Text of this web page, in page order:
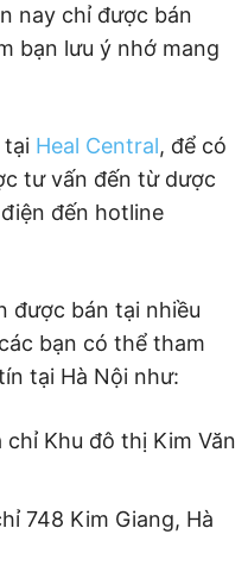
nay chỉ được bán
bạn lưu ý nhớ mang
tại Heal Central, để có
tư vấn đến từ dược
đến hotline
được bán tại nhiều
bạn có thể tham
tại Hà Nội như:
Khu đô thị Kim Văn
748 Kim Giang, Hà